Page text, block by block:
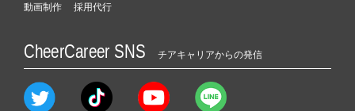
動画制作
採用代行
CheerCareer SNS チアキャリアからの発信